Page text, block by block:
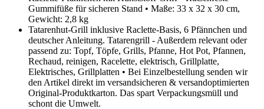
Gummifüße für sicheren Stand • Maße: 33 x 32 x 30 cm,
Gewicht: 2,8 kg
Tatarenhut-Grill inklusive Raclette-Basis, 6 Pfännchen und
deutscher Anleitung. Tatarengrill - Außerdem relevant oder
passend zu: Topf, Töpfe, Grills, Pfanne, Hot Pot, Pfannen,
Rechaud, reinigen, Racelette, elektrisch, Grillplatte,
Elektrisches, Grillplatten • Bei Einzelbestellung senden wir
den Artikel direkt im versandsicheren & versandoptimierten
Original-Produktkarton. Das spart Verpackungsmüll und
schont die Umwelt.